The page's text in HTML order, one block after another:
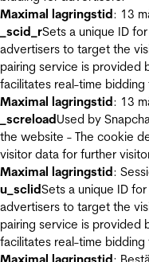
Maximal lagringstid: 13
_scid_rSets a unique ID
advertisers to target the
pairing service is provided
facilitates real-time
Maximal lagringstid: 13
_screloadUsed by
the website - The cookie
visitor data for further
Maximal lagringstid:
u_sclidSets a unique ID
advertisers to target the
pairing service is provided
facilitates real-time